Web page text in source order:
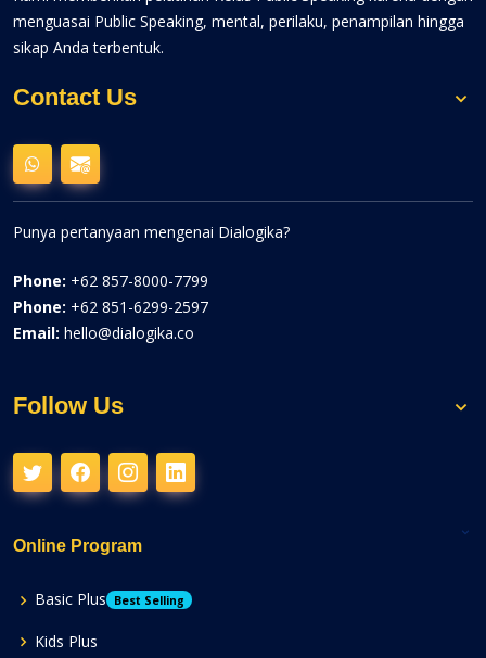
menguasai Public Speaking, mental, perilaku, penampilan hingga
sikap Anda terbentuk.
Contact Us
Punya pertanyaan mengenai Dialogika?
Phone: +62 857-8000-7799
Phone: +62 851-6299-2597
Email: hello@dialogika.co
Follow Us
Online Program
Basic Plus Best Selling
Kids Plus